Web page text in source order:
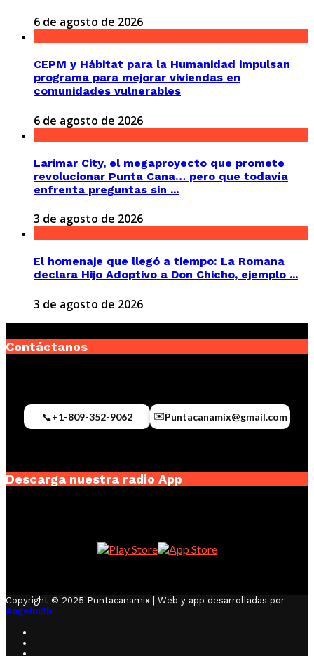
6 de agosto de 2026
CEPM y Hábitat para la Humanidad impulsan
programa para mejorar viviendas en
comunidades vulnerables
6 de agosto de 2026
Larimar City, el megaproyecto que promete
revolucionar Punta Cana… pero que todavía
enfrenta preguntas sin ...
3 de agosto de 2026
El homenaje que llegó a tiempo: La Romana
declara Hijo Adoptivo a Don Chicho, ejemplo ...
3 de agosto de 2026
Contáctanos
📞+1-809-352-9062 ✉️Puntacanamix@gmail.com
Descarga nuestra radio App
Copyright © 2025 Puntacanamix | Web y app desarrolladas por
Angelm2b